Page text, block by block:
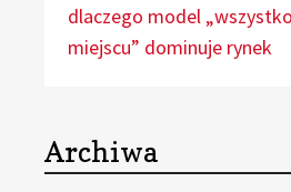
dlaczego model
miejscu” dominuje rynek
Archiwa